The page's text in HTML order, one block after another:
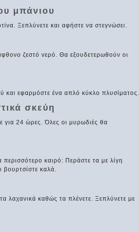
μπάνιου
Ξεπλύνετε και αφήστε να στεγνώσει.
άφθονο ζεστό νερό. Θα εξουδετερωθούν οι
και εφαρμόστε ένα απλό κύκλο πλυσίματος.
σκεύη
για 24 ώρες. Όλες οι μυρωδιές θα
καιρό: Περάστε τα με λίγη
βουρτσίστε καλά.
λαχανικά καθώς τα πλένετε. Ξεπλύνετε με